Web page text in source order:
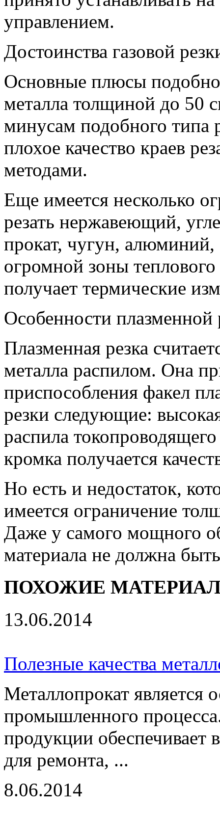
управлением.
Достоинства газовой
Основные плюсы
металла толщиной до 50
минусам подобного типа
плохое качество краев
методами.
Еще имеется несколько
резать нержавеющий,
прокат, чугун, алюминий,
огромной зоны
получает термические
Особенности плазменной
Плазменная резка
металла распилом. Она
приспособления факел
резки следующие:
распила
кромка получается
Но есть и недостаток,
имеется ограничение
Даже у самого мощного
материала не должна
ПОХОЖИЕ
13.06.2014
Полезные качества
Металлопрокат является
промышленного
продукции
для ремонта, ...
8.06.2014